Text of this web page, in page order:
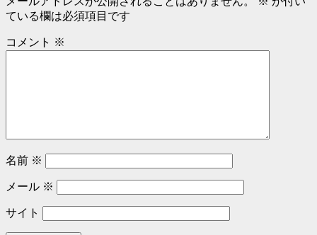
ている欄は必須項目です
コメント ※
名前 ※
メール ※
サイト